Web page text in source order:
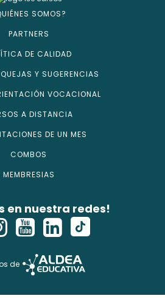
SOMOS?
PARTNERS
DE CALIDAD
Y SUGERENCIAS
VOCACIONAL
A DISTANCIA
DE UN MES
COMBOS
MEMBRESIAS
en nuestra redes!
de